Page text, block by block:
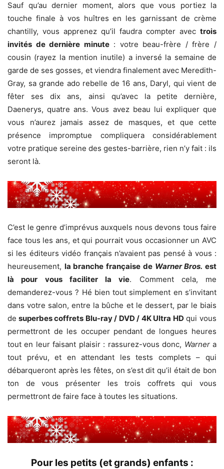
Sauf qu’au dernier moment, alors que vous portiez la
touche finale à vos huîtres en les garnissant de crème
chantilly, vous apprenez qu’il faudra compter avec trois
invités de dernière minute: votre beau-frère / frère /
cousin (rayez la mention inutile) a inversé la semaine de
garde de ses gosses, et viendra finalement avec Meredith-
Gray, sa grande ado rebelle de 16 ans, Daryl, qui vient de
fêter ses dix ans, ainsi qu’avec la petite dernière,
Daenerys, quatre ans. Vous avez beau lui expliquer que
vous n’aurez jamais assez de masques, et que cette
présence impromptue compliquera considérablement
votre pratique sereine des gestes-barrière, rien n’y fait : ils
seront là.
C’est le genre d’imprévus auxquels nous devons tous faire
face tous les ans, et qui pourrait vous occasionner un AVC
si les éditeurs vidéo français n’avaient pas pensé à vous :
heureusement, la branche française de Warner Bros. est
là pour vous faciliter la vie. Comment cela, me
demanderez-vous ? Hé bien tout simplement en s’invitant
dans votre salon, entre la bûche et le dessert, par le biais
de superbes coffrets Blu-ray / DVD / 4K Ultra HD qui vous
permettront de les occuper pendant de longues heures
tout en leur faisant plaisir : rassurez-vous donc, Warnera
tout prévu, et en attendant les tests complets – qui
débarqueront après les fêtes, on s’est dit qu’il était de bon
ton de vous présenter les trois coffrets qui vous
permettront de faire face à toutes les situations.
Pour les petits (et grands) enfants :